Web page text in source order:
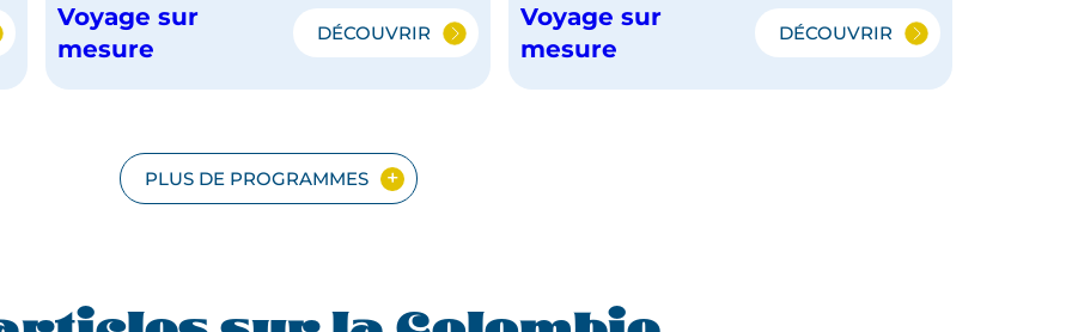
Voyage sur
mesure
DÉCOUVRIR
TRÉSORS
SUD
Voyage sur
mesure
DÉCOUVRIR
LE
TOUR
PLUS DE PROGRAMMES